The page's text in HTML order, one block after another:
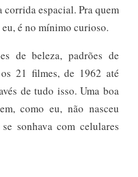
corrida espacial. Pra quem
é no mínimo curioso.
de beleza, padrões de
21 filmes, de 1962 até
de tudo isso. Uma boa
como eu, não nasceu
sonhava com celulares